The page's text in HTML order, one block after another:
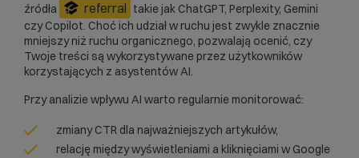
źródła
referral takie jak ChatGPT, Perplexity, Gemini
czy Copilot. Choć ich udział w ruchu jest zwykle znacznie
mniejszy niż ruchu organicznego, pozwalają ocenić, czy
Twoje treści są wykorzystywane przez użytkowników
korzystających z asystentów AI.
Przy analizie wpływu AI warto regularnie monitorować:
zmiany CTR dla najważniejszych artykułów,
relację między wyświetleniami a kliknięciami w Google